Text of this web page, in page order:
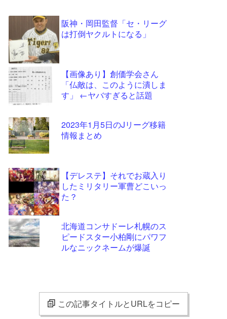
阪神・岡田監督「セ・リーグ
は打倒ヤクルトになる」
【画像あり】創価学会さん
「仏敵は、このように潰しま
す」 ←ヤバすぎると話題
2023年1月5日のJリーグ移籍
情報まとめ
【デレステ】それでお蔵入り
したミリタリー軍曹どこいっ
た？
北海道コンサドーレ札幌のス
ピードスター小柏剛にパワフ
ルなニックネームが爆誕
この記事タイトルとURLをコピー